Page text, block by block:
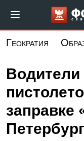
основному
Геократия
Водители
заправке